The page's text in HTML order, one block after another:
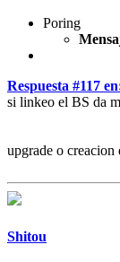
Poring
Respuesta #117
si linkeo el BS da
upgrade o creacion
Shitou